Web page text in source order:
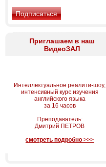
Приглашаем в наш
ВидеоЗАЛ
Интеллектуальное реалити-шоу,
интенсивный курс изучения
английского языка
за 16 часов
Преподаватель:
Дмитрий ПЕТРОВ
смотреть подробно >>>